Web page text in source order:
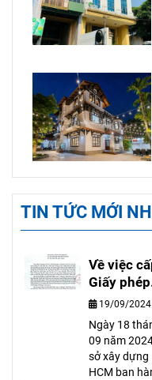
TIN TỨC MỚI
Về việc
Giấy phép
xây dựng
công trình
có hầm
địa bàn Tp.
Hồ Chí
19/09/2024
Ngày 18
09 năm
sở xây dựng
HCM ban